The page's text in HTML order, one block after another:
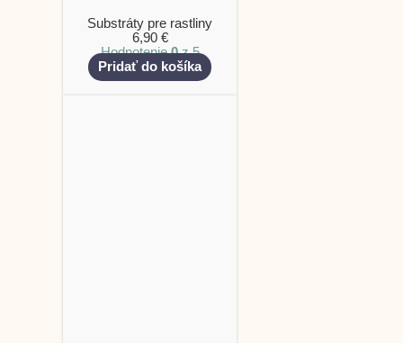
Substráty pre rastliny
6,90 €
Hodnotenie0z 5
Pridať do košíka